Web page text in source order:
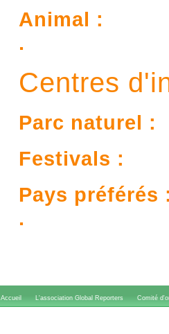
Animal :
.
Centres
Parc naturel :
Festivals :
Pays préférés
.
Accueil L'association Global Reporters Comité